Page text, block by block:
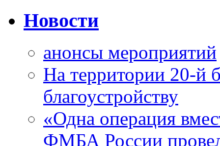
Новости
анонсы мероприятий
На территории 20-й
благоустройству
«Одна операция
ФМБА России